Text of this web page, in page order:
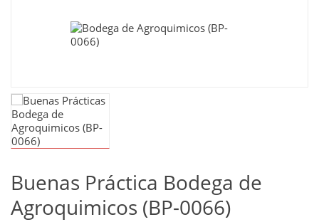
Buenas Práctica Bodega de
Agroquimicos (BP-0066)